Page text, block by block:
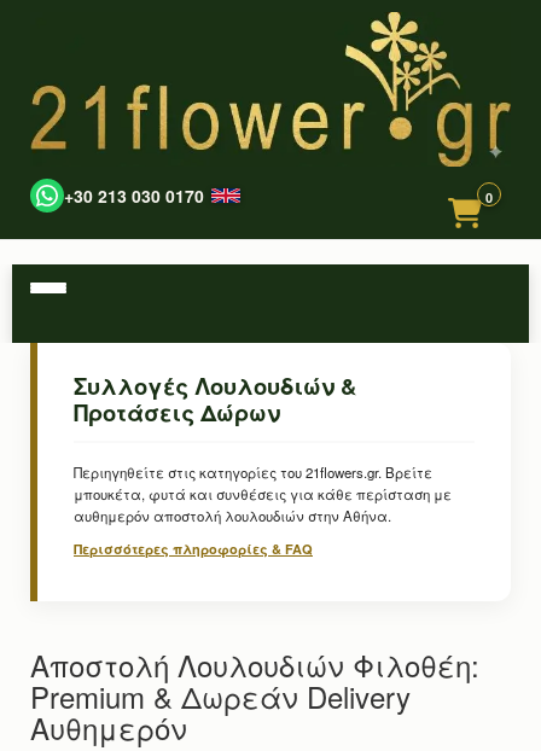
+30 213 030 0170 0
Συλλογές Λουλουδιών &
Προτάσεις Δώρων
Περιηγηθείτε στις κατηγορίες του 21flowers.gr. Βρείτε
μπουκέτα, φυτά και συνθέσεις για κάθε περίσταση με
αυθημερόν αποστολή λουλουδιών στην Αθήνα.
Περισσότερες πληροφορίες & FAQ
Αποστολή Λουλουδιών Φιλοθέη:
Premium & Δωρεάν Delivery
Αυθημερόν